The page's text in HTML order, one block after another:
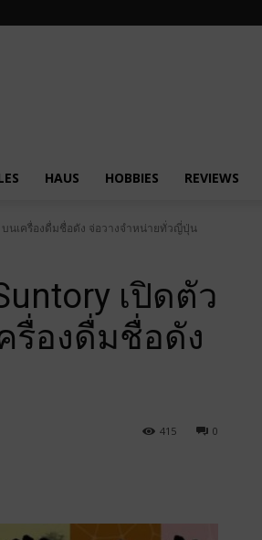
HAUS HOBBIES REVIEWS
นเครื่องดื่มชื่อดัง จ่อวางจำหน่ายทั่วญี่ปุ่น
เปิดตัว
รื่องดื่มชื่อดัง
0
415